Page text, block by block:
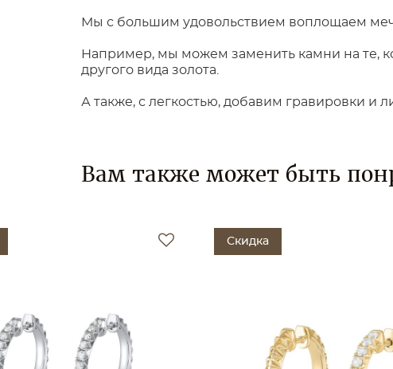
Мы с большим удовольствием воплощаем
Например, мы можем заменить камни на те,
другого вида золота.
А также, с легкостью, добавим гравировки и
Вам также может быть
Скидка